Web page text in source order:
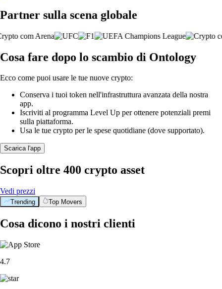
Partner sulla scena globale
Cosa fare dopo lo scambio di Ontology
Ecco come puoi usare le tue nuove crypto:
Conserva i tuoi token nell'infrastruttura avanzata della nostra
app.
Iscriviti al programma Level Up per ottenere potenziali premi
sulla piattaforma.
Usa le tue crypto per le spese quotidiane (dove supportato).
Scarica l'app
Scopri oltre 400 crypto asset
Vedi prezzi
Trending Top Movers
Cosa dicono i nostri clienti
4.7